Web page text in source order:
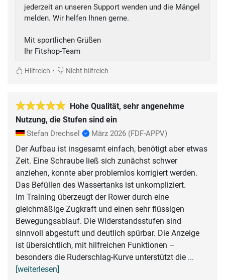
jederzeit an unseren Support wenden und die Mängel
melden. Wir helfen Ihnen gerne.
Mit sportlichen Grüßen
Ihr Fitshop-Team
Hilfreich • Nicht hilfreich
Hohe Qualität, sehr angenehme
Nutzung, die Stufen sind ein
Stefan Drechsel März 2026 (FDF-APPV)
Der Aufbau ist insgesamt einfach, benötigt aber etwas
Zeit. Eine Schraube ließ sich zunächst schwer
anziehen, konnte aber problemlos korrigiert werden.
Das Befüllen des Wassertanks ist unkompliziert.
Im Training überzeugt der Rower durch eine
gleichmäßige Zugkraft und einen sehr flüssigen
Bewegungsablauf. Die Widerstandsstufen sind
sinnvoll abgestuft und deutlich spürbar. Die Anzeige
ist übersichtlich, mit hilfreichen Funktionen –
besonders die Ruderschlag-Kurve unterstützt die ...
[weiterlesen]